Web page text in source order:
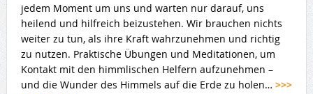
jedem Moment um uns und warten nur darauf, uns
heilend und hilfreich beizustehen. Wir brauchen nichts
weiter zu tun, als ihre Kraft wahrzunehmen und richtig
zu nutzen. Praktische Übungen und Meditationen, um
Kontakt mit den himmlischen Helfern aufzunehmen –
und die Wunder des Himmels auf die Erde zu holen… >>>